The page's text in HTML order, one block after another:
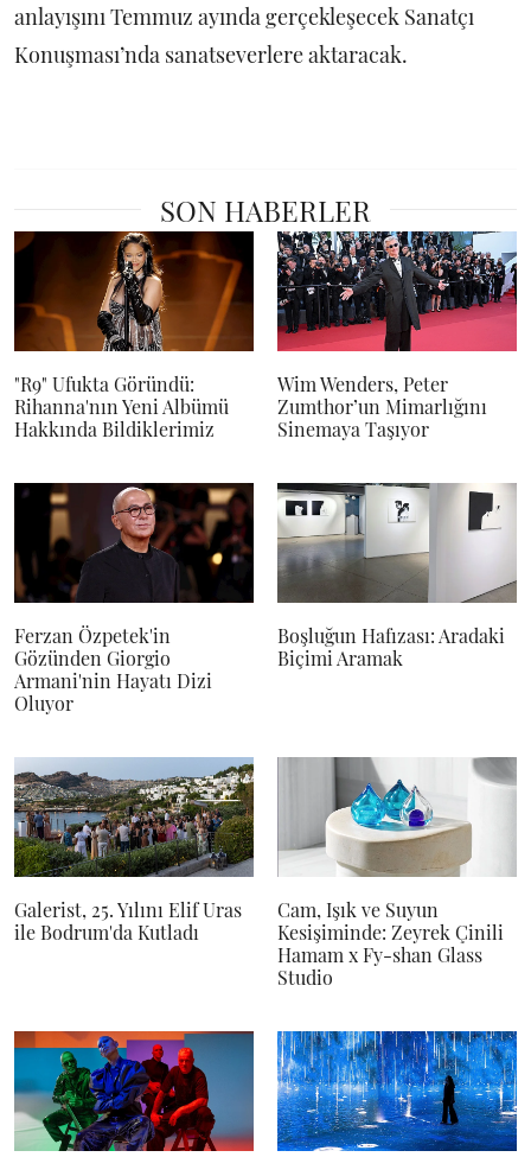
anlayışını Temmuz ayında gerçekleşecek Sanatçı
Konuşması’nda sanatseverlere aktaracak.
SON HABERLER
"R9" Ufukta Göründü:
Rihanna'nın Yeni Albümü
Hakkında Bildiklerimiz
Wim Wenders, Peter
Zumthor’un Mimarlığını
Sinemaya Taşıyor
Ferzan Özpetek'in
Gözünden Giorgio
Armani'nin Hayatı Dizi
Oluyor
Boşluğun Hafızası: Aradaki
Biçimi Aramak
Galerist, 25. Yılını Elif Uras
ile Bodrum'da Kutladı
Cam, Işık ve Suyun
Kesişiminde: Zeyrek Çinili
Hamam x Fy-shan Glass
Studio